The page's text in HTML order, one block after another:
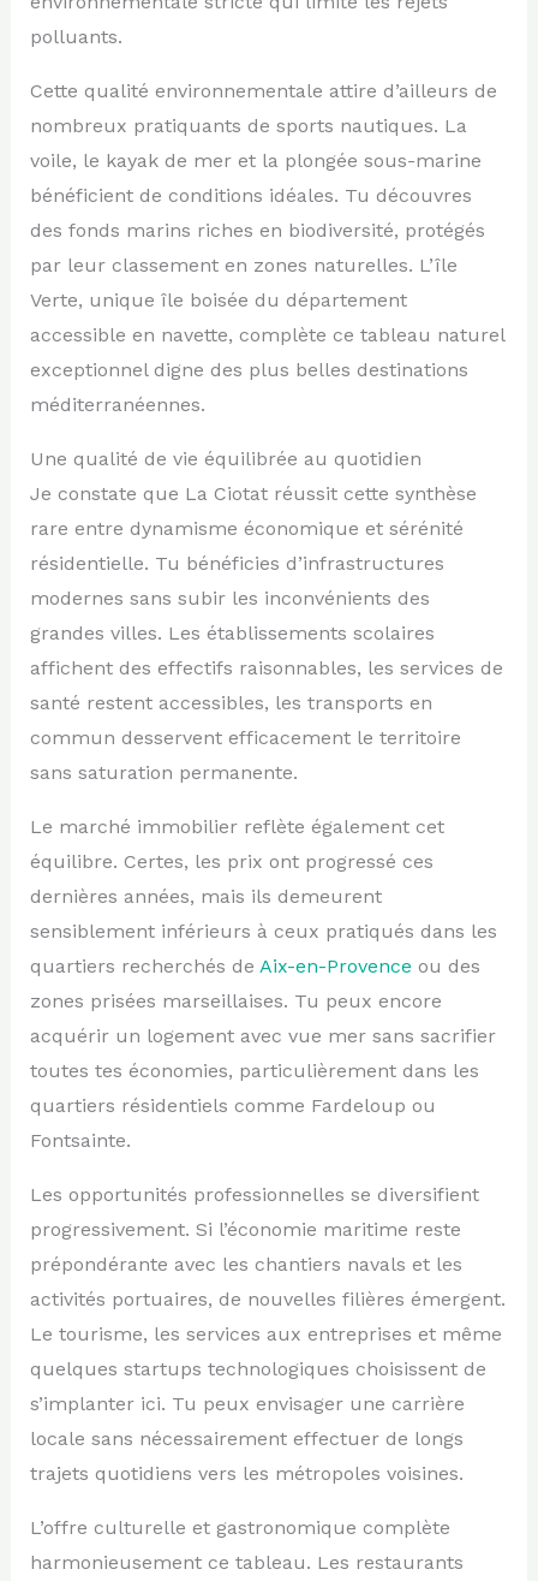
polluants.
Cette qualité environnementale attire d’ailleurs de
nombreux pratiquants de sports nautiques. La
voile, le kayak de mer et la plongée sous-marine
bénéficient de conditions idéales. Tu découvres
des fonds marins riches en biodiversité, protégés
par leur classement en zones naturelles. L’île
Verte, unique île boisée du département
accessible en navette, complète ce tableau naturel
exceptionnel digne des plus belles destinations
méditerranéennes.
Une qualité de vie équilibrée au quotidien
Je constate que La Ciotat réussit cette synthèse
rare entre dynamisme économique et sérénité
résidentielle. Tu bénéficies d’infrastructures
modernes sans subir les inconvénients des
grandes villes. Les établissements scolaires
affichent des effectifs raisonnables, les services de
santé restent accessibles, les transports en
commun desservent efficacement le territoire
sans saturation permanente.
Le marché immobilier reflète également cet
équilibre. Certes, les prix ont progressé ces
dernières années, mais ils demeurent
sensiblement inférieurs à ceux pratiqués dans les
quartiers recherchés de Aix-en-Provence ou des
zones prisées marseillaises. Tu peux encore
acquérir un logement avec vue mer sans sacrifier
toutes tes économies, particulièrement dans les
quartiers résidentiels comme Fardeloup ou
Fontsainte.
Les opportunités professionnelles se diversifient
progressivement. Si l’économie maritime reste
prépondérante avec les chantiers navals et les
activités portuaires, de nouvelles filières émergent.
Le tourisme, les services aux entreprises et même
quelques startups technologiques choisissent de
s’implanter ici. Tu peux envisager une carrière
locale sans nécessairement effectuer de longs
trajets quotidiens vers les métropoles voisines.
L’offre culturelle et gastronomique complète
harmonieusement ce tableau. Les restaurants